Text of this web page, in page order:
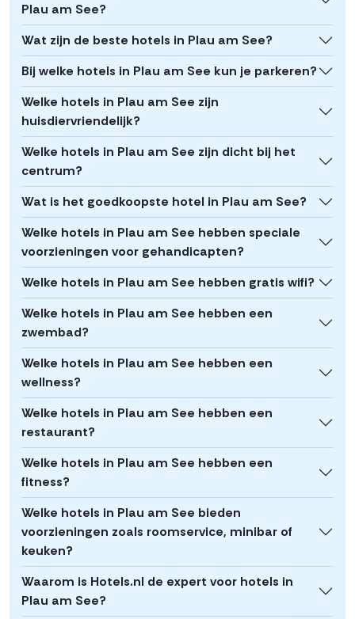
Plau am See?
Wat zijn de beste hotels in Plau am See?
Bij welke hotels in Plau am See kun je parkeren?
Welke hotels in Plau am See zijn
huisdiervriendelijk?
Welke hotels in Plau am See zijn dicht bij het
centrum?
Wat is het goedkoopste hotel in Plau am See?
Welke hotels in Plau am See hebben speciale
voorzieningen voor gehandicapten?
Welke hotels in Plau am See hebben gratis wifi?
Welke hotels in Plau am See hebben een
zwembad?
Welke hotels in Plau am See hebben een
wellness?
Welke hotels in Plau am See hebben een
restaurant?
Welke hotels in Plau am See hebben een
fitness?
Welke hotels in Plau am See bieden
voorzieningen zoals roomservice, minibar of
keuken?
Waarom is Hotels.nl de expert voor hotels in
Plau am See?